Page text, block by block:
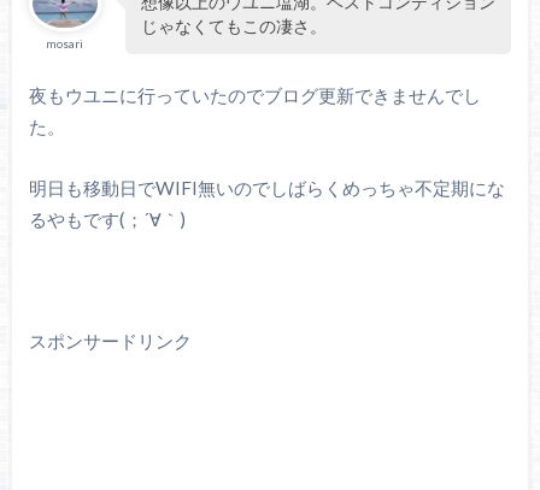
mosari
じゃなくてもこの凄さ。
夜もウユニに行っていたのでブログ更新できませんでし
た。
明日も移動日でWIFI無いのでしばらくめっちゃ不定期にな
るやもです(；´∀｀)
スポンサードリンク